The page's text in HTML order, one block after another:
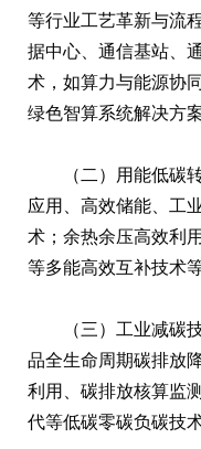
等行业工艺革新与流
据中心、通信基站、
术，如算力与能源协
绿色智算系统解决方案
（二）用能低碳
应用、高效储能、工
术；余热余压高效利
等多能高效互补技术等
（三）工业减碳
品全生命周期碳排放
利用、碳排放核算监
代等低碳零碳负碳技术